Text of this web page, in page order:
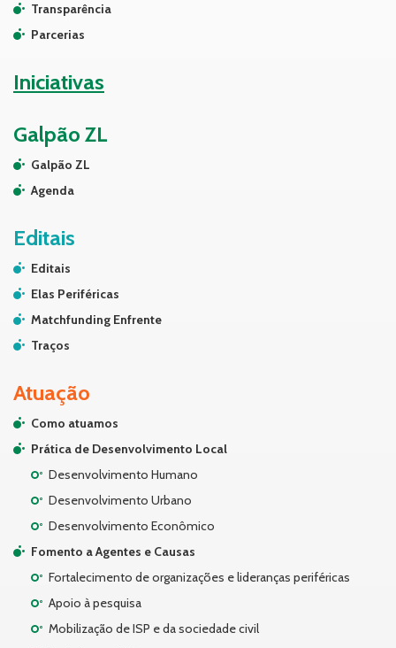
Transparência
Parcerias
Iniciativas
Galpão ZL
Galpão ZL
Agenda
Editais
Editais
Elas Periféricas
Matchfunding Enfrente
Traços
Atuação
Como atuamos
Prática de Desenvolvimento Local
Desenvolvimento Humano
Desenvolvimento Urbano
Desenvolvimento Econômico
Fomento a Agentes e Causas
Fortalecimento de organizações e lideranças periféricas
Apoio à pesquisa
Mobilização de ISP e da sociedade civil